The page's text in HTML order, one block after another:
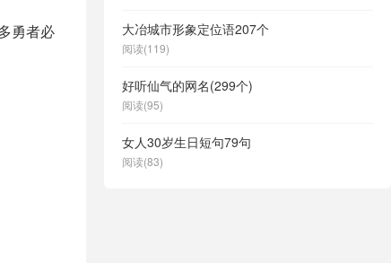
勇者必
大冶城市形象定位语207个
阅读(119)
好听仙气的网名(299个)
阅读(95)
女人30岁生日短句79句
阅读(83)